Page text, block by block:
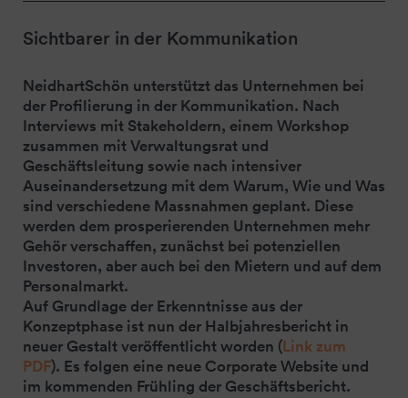
Sichtbarer in der Kommunikation
NeidhartSchön unterstützt das Unternehmen bei
der Profilierung in der Kommunikation. Nach
Interviews mit Stakeholdern, einem Workshop
zusammen mit Verwaltungsrat und
Geschäftsleitung sowie nach intensiver
Auseinandersetzung mit dem Warum, Wie und Was
sind verschiedene Massnahmen geplant. Diese
werden dem prosperierenden Unternehmen mehr
Gehör verschaffen, zunächst bei potenziellen
Investoren, aber auch bei den Mietern und auf dem
Personalmarkt.
Auf Grundlage der Erkenntnisse aus der
Konzeptphase ist nun der Halbjahresbericht in
neuer Gestalt veröffentlicht worden (Link zum
PDF). Es folgen eine neue Corporate Website und
im kommenden Frühling der Geschäftsbericht.